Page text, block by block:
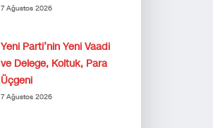
7 Ağustos 2026
Yeni Parti’nin Yeni Vaadi
ve Delege, Koltuk, Para
Üçgeni
7 Ağustos 2026